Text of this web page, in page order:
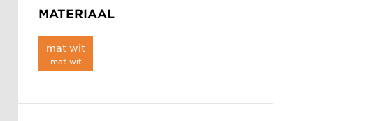
MATERIAAL
mat wit
mat wit